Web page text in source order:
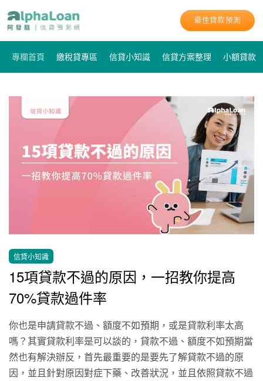
最佳貸款預測
專欄首頁 繳稅貸專區 信貸小知識 信貸方案整理 小額貸款
信貸小知識
15項貸款不過的原因，一招教你提高
70%貸款過件率
你也是申請貸款不過、額度不如預期，或是貸款利率太高
嗎？其實貸款利率是可以談的，貸款不過、額度不如預期當
然也有解決辦反，首先最重要的是要先了解貸款不過的原
因，並且針對原因對症下藥、改善狀況，並且依照貸款不過